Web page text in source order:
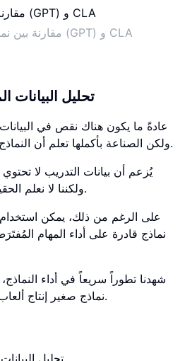
مقارنة بين نماذج لغة الحوار (GPT) و CLA
تحليل البيانات
عادةً ما يكون هناك نقص في البيانات
ولكن الصناعة بأكملها تعلم أن النماذج تُقيَّم استنادًا إلى ذلك.
يُزعم أن بيانات التدريب لا
ولكننا لا نعلم الحقيقة الكاملة بشأن ذلك.
على الرغم من ذلك، يمكن استخدام
نماذج قادرة على أداء المهام
شهدنا تطوراً سريعاً في أداء
نماذج صغير إنتاج ألعاب ثقافة الثعبان بفعالية.